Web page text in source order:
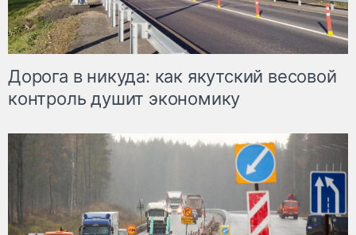
Дорога в никуда: как якутский весовой
контроль душит экономику